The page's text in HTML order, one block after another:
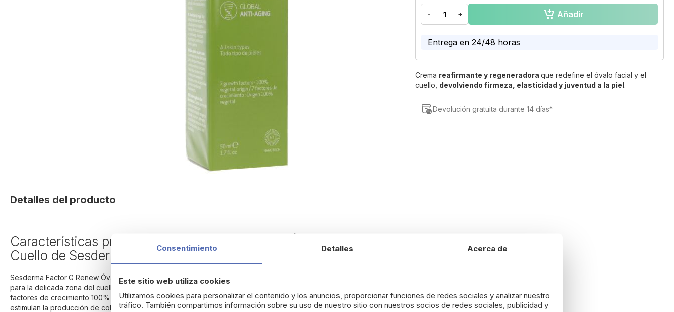
the
of
images
gallery
- + Añadir
Entrega en 24/48 horas
Crema reafirmante y regeneradoraque redefine el óvalo facial y el
cuello, devolviendo firmeza, elasticidad y juventud a la piel.
Devolución gratuita durante 14 días*
Detalles del producto
Características principales del Factor G Renew Óvalo Facial y
Cuello de Sesderma
Sesderma Factor G Renew Óvalo Facial y Cuello es un tratamiento antiedad avanzado
para la delicada zona del cuello y la mandíbula, donde la flacidez suele manifestarse antes. Su fórmula combina
factores de crecimiento 100% de origen vegetal, péptidos biomiméticos y potentes activos antioxidantes que
estimulan la producción de colágeno y elastina.
Consentimiento Detalles Acerca de
Este sitio web utiliza cookies
Utilizamos cookies para personalizar el contenido y los anuncios, proporcionar funciones de redes sociales y analizar nuestro
tráfico. También compartimos información sobre su uso de nuestro sitio con nuestros socios de redes sociales, publicidad y